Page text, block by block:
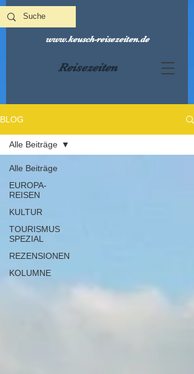
Reisezeiten
www.keusch-reisezeiten.de
BLOG
Alle Beiträge
EUROPA-
REISEN
KULTUR
TOURISMUS
SPEZIAL
REZENSIONEN
KOLUMNE
Alle Beiträge